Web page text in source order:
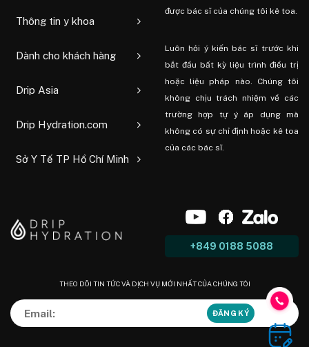
Thông tin y khoa
Dành cho khách hàng
Drip Asia
Drip Hydration.com
Sở Y Tế TP Hồ Chí Minh
được bác sĩ của chúng tôi kê toa.
Luôn hỏi ý kiến ​​bác sĩ trước khi
bắt đầu bất kỳ liệu trình điều trị
hoặc liệu pháp nào. Chúng tôi
không chịu trách nhiệm về các
trường hợp tự ý áp dụng mà
không có sự chỉ định hoặc kê toa
của các bác sĩ.
+849 0188 5088
THEO DÕI TIN TỨC VÀ DỊCH VỤ MỚI NHẤT CỦA CHÚNG TÔI